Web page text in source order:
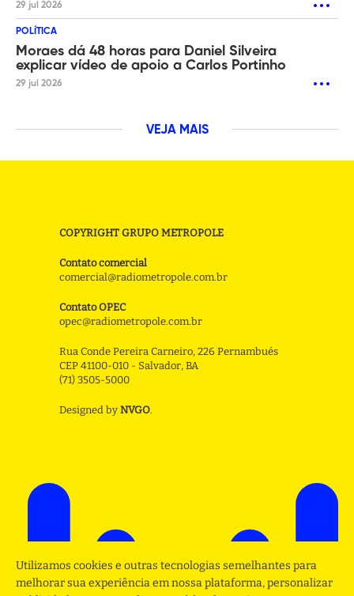
29 jul 2026
POLÍTICA
Moraes dá 48 horas para Daniel Silveira
explicar vídeo de apoio a Carlos Portinho
29 jul 2026
VEJA MAIS
COPYRIGHT GRUPO METROPOLE
Contato comercial
comercial@radiometropole.com.br
Contato OPEC
opec@radiometropole.com.br
Rua Conde Pereira Carneiro, 226 Pernambués
CEP 41100-010 - Salvador, BA
(71) 3505-5000
Designed by NVGO.
Utilizamos cookies e outras tecnologias semelhantes para
melhorar sua experiência em nossa plataforma, personalizar